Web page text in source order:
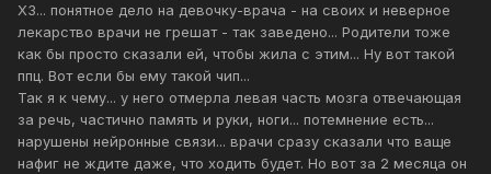
ХЗ... понятное дело на девочку-врача - на своих и неверное
лекарство врачи не грешат - так заведено... Родители тоже
как бы просто сказали ей, чтобы жила с этим... Ну вот такой
ппц. Вот если бы ему такой чип...
Так я к чему... у него отмерла левая часть мозга отвечающая
за речь, частично память и руки, ноги... потемнение есть...
нарушены нейронные связи... врачи сразу сказали что ваще
нафиг не ждите даже, что ходить будет. Но вот за 2 месяца он